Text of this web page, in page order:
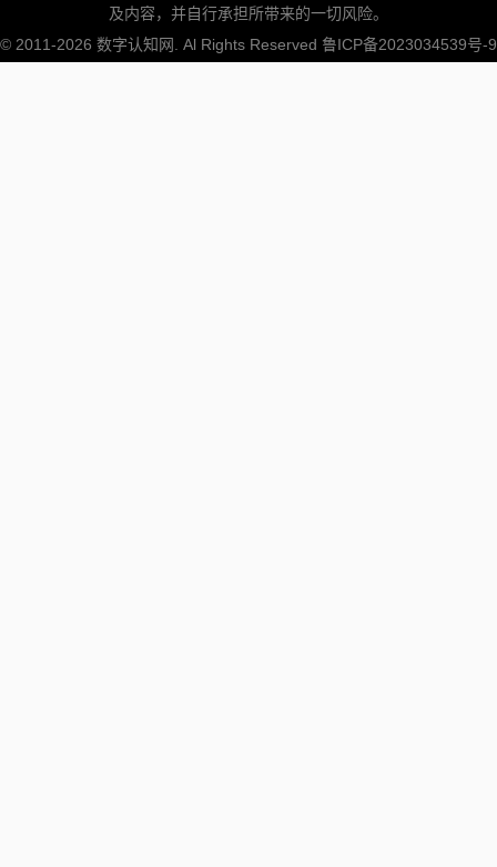
及内容，并自行承担所带来的一切风险。
© 2011-2026 数字认知网 . Al Rights Reserved 鲁ICP备2023034539号-9